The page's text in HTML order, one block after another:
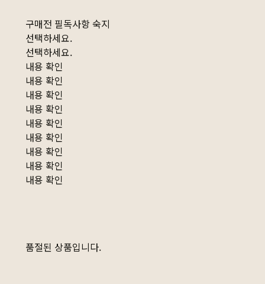
구매전 필독사항 숙지
선택하세요.
선택하세요.
내용 확인
내용 확인
내용 확인
내용 확인
내용 확인
내용 확인
내용 확인
내용 확인
내용 확인
품절된 상품입니다.